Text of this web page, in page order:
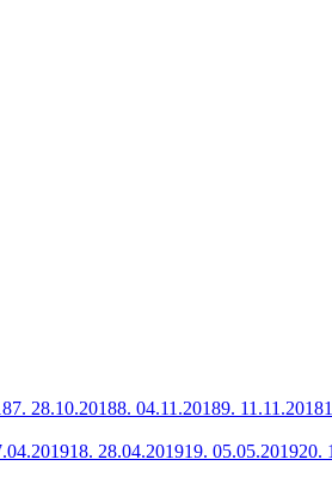
7. 28.10.20188. 04.11.20189. 11.11.2018
18. 28.04.201919. 05.05.201920.